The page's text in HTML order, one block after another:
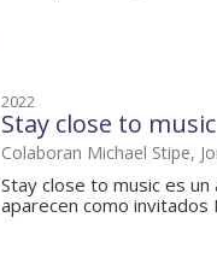
2022
Stay close to music
Colaboran Michael Stipe,
Stay close to music es un
aparecen como invitados